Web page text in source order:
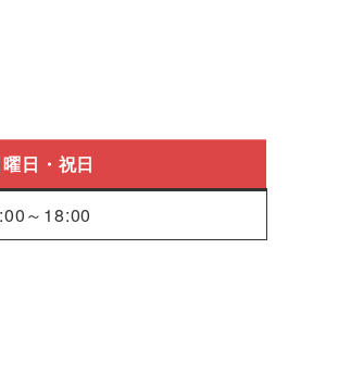
曜日・祝日
～18:00